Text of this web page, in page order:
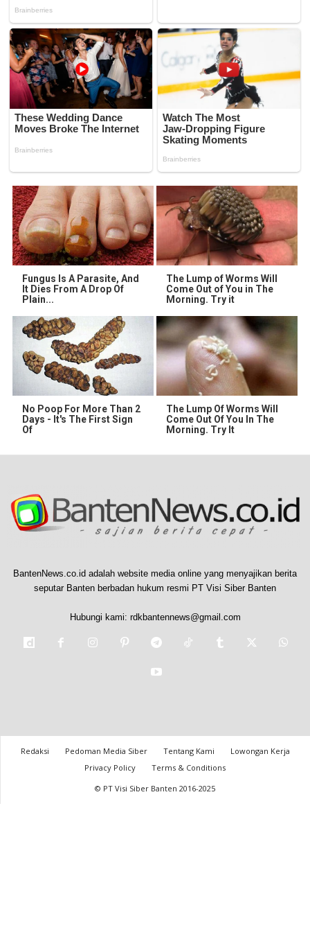
Fungus Is A Parasite, And
It Dies From A Drop Of
Plain...
The Lump of Worms Will
Come Out of You in The
Morning. Try it
No Poop For More Than 2
Days - It's The First Sign
Of
The Lump Of Worms Will
Come Out Of You In The
Morning. Try It
BantenNews.co.id adalah website media online yang menyajikan berita
seputar Banten berbadan hukum resmi PT Visi Siber Banten
Hubungi kami: rdkbantennews@gmail.com
Redaksi Pedoman Media Siber Tentang Kami
Lowongan Kerja
Privacy Policy
Terms & Conditions
© PT Visi Siber Banten 2016-2025